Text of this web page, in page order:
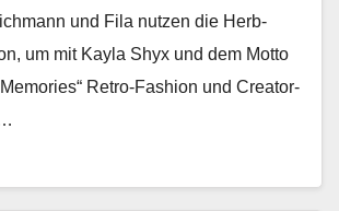
und Fila nutzen die Herb­
um mit Kay­la Shyx und dem Mot­to
Retro-Fash­ion und Cre­ator-